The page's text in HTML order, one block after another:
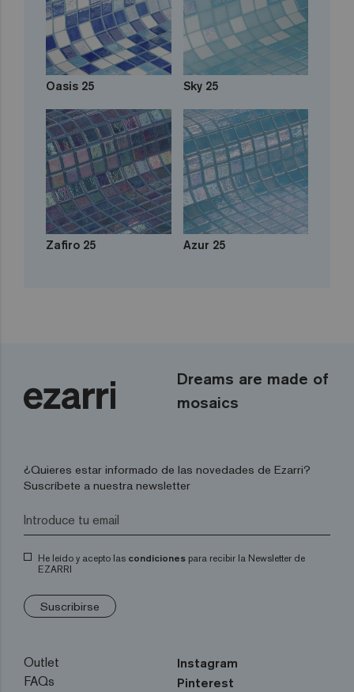
Oasis 25 Sky 25
Zafiro 25 Azur 25
Dreams are made of
mosaics
¿Quieres estar informado de las novedades de Ezarri?
Suscríbete a nuestra newsletter
He leído y acepto las condiciones para recibir la Newsletter de
EZARRI
Suscribirse
Outlet
FAQs
Instagram
Pinterest